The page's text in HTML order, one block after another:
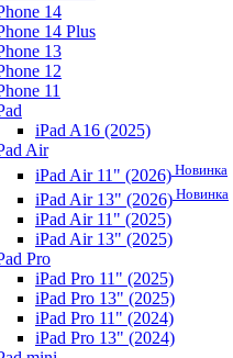
14
14 Plus
13
12
11
iPad A16 (2025)
Air
iPad Air 11" (2026) Новинка
iPad Air 13" (2026) Новинка
iPad Air 11" (2025)
iPad Air 13" (2025)
Pro
iPad Pro 11" (2025)
iPad Pro 13" (2025)
iPad Pro 11" (2024)
iPad Pro 13" (2024)